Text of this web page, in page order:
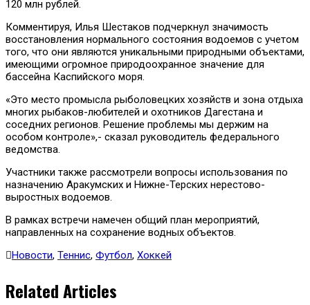
120 млн рублей.
Комментируя, Илья Шестаков подчеркнул значимость
восстановления нормального состояния водоемов с учетом
того, что они являются уникальными природными объектами,
имеющими огромное природоохранное значение для
бассейна Каспийского моря.
«Это место промысла рыболовецких хозяйств и зона отдыха
многих рыбаков-любителей и охотников Дагестана и
соседних регионов. Решение проблемы мы держим на
особом контроле»,- сказал руководитель федерального
ведомства.
Участники также рассмотрели вопросы использования по
назначению Аракумских и Нижне-Терских нерестово-
выростных водоемов.
В рамках встречи намечен общий план мероприятий,
направленных на сохранение водных объектов.
Новости, Теннис, Футбол, Хоккей
Related Articles